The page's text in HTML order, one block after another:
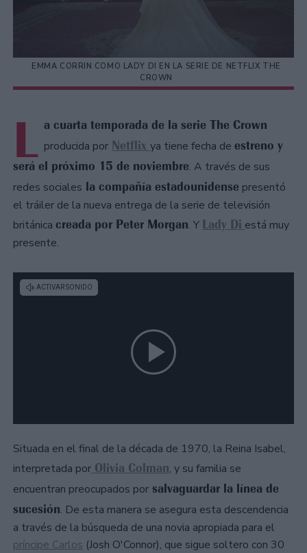
EMMA CORRIN COMO LADY DI EN LA SERIE DE NETFLIX THE
CROWN
L a cuarta temporada de la serie The Crown
producida por Netflix ya tiene fecha de estreno y
será el próximo 15 de noviembre. A través de sus
redes sociales la compañía estadounidense presentó
el tráiler de la nueva entrega de la serie de televisión
británica creada por Peter Morgan. Y Lady Di está muy
presente.
Situada en el final de la década de 1970, la Reina Isabel,
interpretada por Olivia Colman, y su familia se
encuentran preocupados por salvaguardar la línea de
sucesión. De esta manera se asegura esta descendencia
a través de la búsqueda de una novia apropiada para el
príncipe Carlos (Josh O'Connor), que sigue soltero con 30